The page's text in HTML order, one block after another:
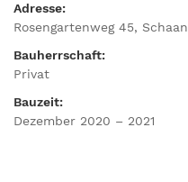
Adresse:
Rosengartenweg 45, Schaan
Bauherrschaft:
Privat
Bauzeit:
Dezember 2020 – 2021